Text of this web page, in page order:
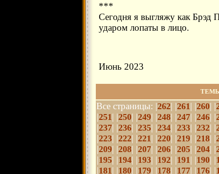
***
Сегодня я выгляжу как Брэд
ударом лопаты в лицо.
Июнь 2023
Все страницы: |262| |261| |260| |
|251| |250| |249| |248| |247| |246| |
|237| |236| |235| |234| |233| |232| |
|223| |222| |221| |220| |219| |218| |
|209| |208| |207| |206| |205| |204| |
|195| |194| |193| |192| |191| |190| |
|181| |180| |179| |178| |177| |176| |